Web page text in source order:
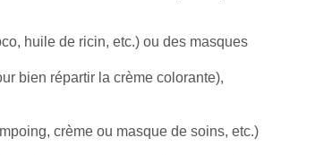
huile de ricin, etc.) ou des masques
bien répartir la crème colorante),
crème ou masque de soins, etc.)